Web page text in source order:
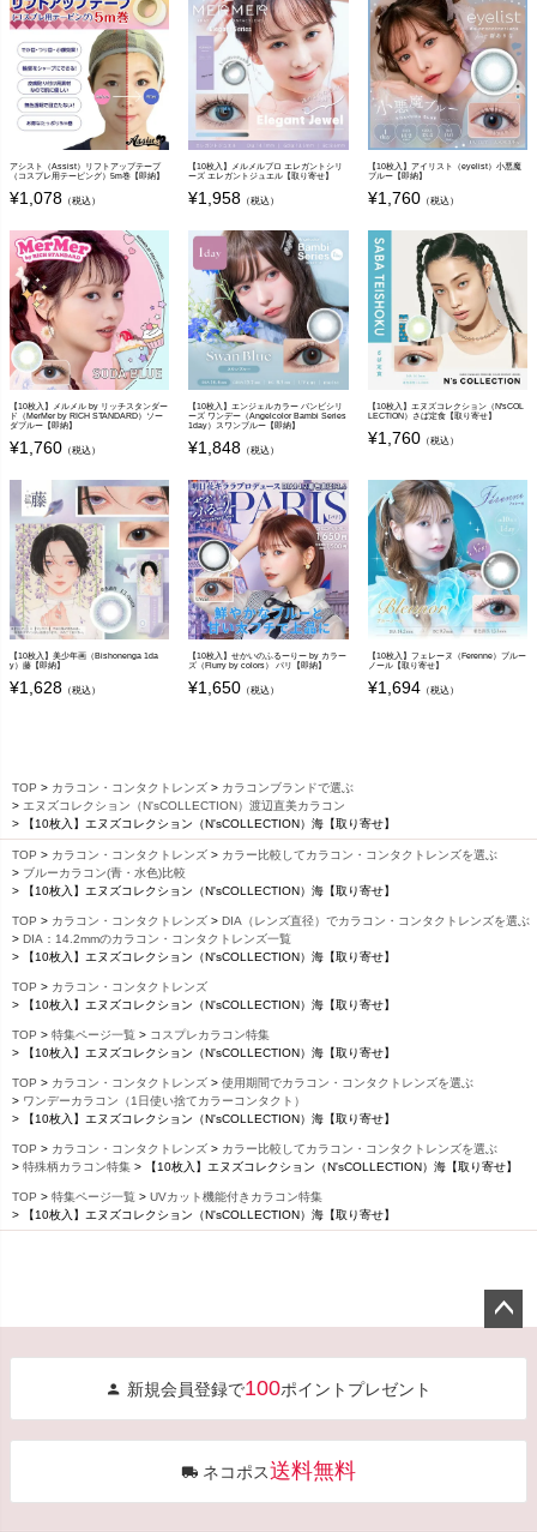
アシスト（Assist）リフトアップテープ
（コスプレ用テーピング）5m巻【即納】
¥1,078 （税込）
【10枚入】メルメルプロ エレガントシリ
ーズ エレガントジュエル【取り寄せ】
¥1,958 （税込）
【10枚入】アイリスト（eyelist）小悪魔
ブルー【即納】
¥1,760（税込）
【10枚入】メルメル by リッチスタンダー
ド（MerMer by RICH STANDARD）ソー
ダブルー【即納】
¥1,760 （税込）
【10枚入】エンジェルカラー バンビシリ
ーズ ワンデー（Angelcolor Bambi Series
1day）スワンブルー【即納】
¥1,848 （税込）
【10枚入】エヌズコレクション（N'sCOL
LECTION）さば定食【取り寄せ】
¥1,760（税込）
【10枚入】美少年画（Bishonenga 1da
y）藤【即納】
¥1,628 （税込）
【10枚入】せかいのふるーりー by カラー
ズ（Flurry by colors） パリ【即納】
¥1,650 （税込）
【10枚入】フェレーヌ（Ferenne）ブルー
ノール【取り寄せ】
¥1,694（税込）
TOP カラコン・コンタクトレンズ
カラコンブランドで選ぶ
エヌズコレクション（N'sCOLLECTION）渡辺直美カラコン
【10枚入】エヌズコレクション（N'sCOLLECTION）海【取り寄せ】
TOP カラコン・コンタクトレンズ
カラー比較してカラコン・コンタクトレンズを選ぶ
ブルーカラコン(青・水色)比較
【10枚入】エヌズコレクション（N'sCOLLECTION）海【取り寄せ】
TOP カラコン・コンタクトレンズ
DIA（レンズ直径）でカラコン・コンタクトレンズを選ぶ
DIA：14.2mmのカラコン・コンタクトレンズ一覧
【10枚入】エヌズコレクション（N'sCOLLECTION）海【取り寄せ】
TOP
カラコン・コンタクトレンズ
【10枚入】エヌズコレクション（N'sCOLLECTION）海【取り寄せ】
TOP 特集ページ一覧
コスプレカラコン特集
【10枚入】エヌズコレクション（N'sCOLLECTION）海【取り寄せ】
TOP カラコン・コンタクトレンズ
使用期間でカラコン・コンタクトレンズを選ぶ
ワンデーカラコン（1日使い捨てカラーコンタクト）
【10枚入】エヌズコレクション（N'sCOLLECTION）海【取り寄せ】
TOP カラコン・コンタクトレンズ
カラー比較してカラコン・コンタクトレンズを選ぶ
特殊柄カラコン特集
【10枚入】エヌズコレクション（N'sCOLLECTION）海【取り寄せ】
TOP 特集ページ一覧
UVカット機能付きカラコン特集
【10枚入】エヌズコレクション（N'sCOLLECTION）海【取り寄せ】
へ
新規会員登録で100ポイントプレゼント
ネコポス送料無料